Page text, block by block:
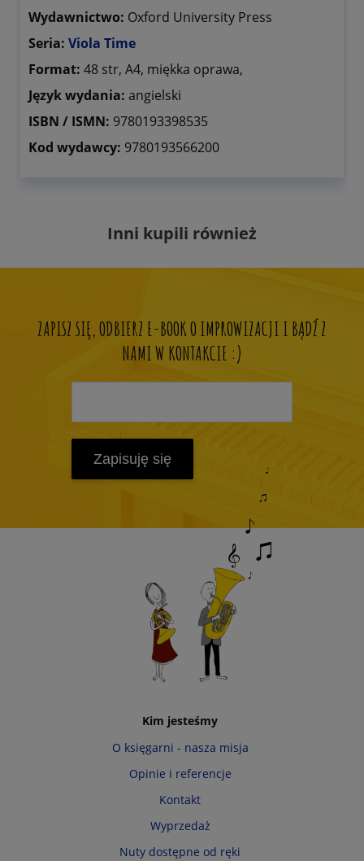
Wydawnictwo: Oxford University Press
Seria: Viola Time
Format: 48 str, A4, miękka oprawa,
Język wydania: angielski
ISBN / ISMN: 9780193398535
Kod wydawcy: 9780193566200
Inni kupili również
ZAPISZ SIĘ, ODBIERZ E-BOOK O IMPROWIZACJI I BĄDŹ Z
NAMI W KONTAKCIE :)
Zapisuję się
Kim jesteśmy
O księgarni - nasza misja
Opinie i referencje
Kontakt
Wyprzedaż
Nuty dostępne od ręki